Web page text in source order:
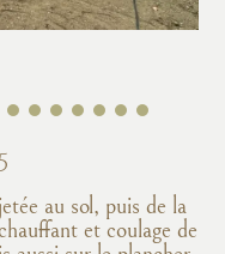
au sol, puis de la
et coulage de